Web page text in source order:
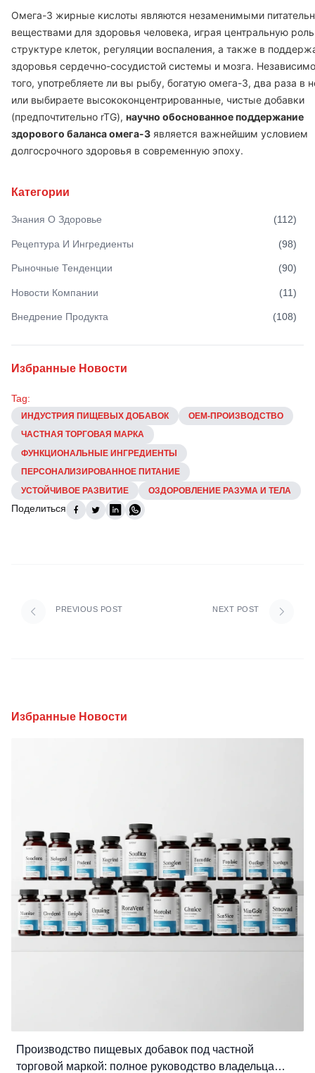
Омега-3 жирные кислоты являются незаменимыми
веществами для здоровья человека, играя центральную
структуре клеток, регуляции воспаления, а также в
здоровья сердечно-сосудистой системы и мозга.
того, употребляете ли вы рыбу, богатую омега-3, два раза в
или выбираете высококонцентрированные, чистые добавки
(предпочтительно rTG), научно обоснованное поддержание
здорового баланса омега-3 является важнейшим условием
долгосрочного здоровья в современную эпоху.
Категории
Знания О Здоровье (112)
Рецептура И Ингредиенты (98)
Рыночные Тенденции (90)
Новости Компании (11)
Внедрение Продукта (108)
Избранные Новости
Tag:
ИНДУСТРИЯ ПИЩЕВЫХ ДОБАВОК
OEM-ПРОИЗВОДСТВО
ЧАСТНАЯ ТОРГОВАЯ МАРКА
ФУНКЦИОНАЛЬНЫЕ ИНГРЕДИЕНТЫ
ПЕРСОНАЛИЗИРОВАННОЕ ПИТАНИЕ
УСТОЙЧИВОЕ РАЗВИТИЕ
ОЗДОРОВЛЕНИЕ РАЗУМА И ТЕЛА
Поделиться
PREVIOUS POST NEXT POST
Избранные Новости
Производство пищевых добавок под частной
торговой маркой: полное руководство владельца